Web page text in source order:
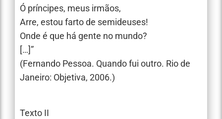
Ó príncipes, meus irmãos,
Arre, estou farto de semideuses!
Onde é que há gente no mundo?
[…]”
(Fernando Pessoa. Quando fui outro. Rio de
Janeiro: Objetiva, 2006.)
Texto II